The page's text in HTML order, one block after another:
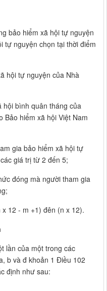
bảo hiểm xã hội tự nguyện
tự nguyện chọn tại thời điểm
hội tự nguyện của Nhà
hội bình quân tháng của
Bảo hiểm xã hội Việt Nam
gia bảo hiểm xã hội tự
giá trị từ 2 đến 5;
đóng mà người tham gia
12 - m +1) đên (n x 12).
lần của một trong các
b và đ khoản 1 Điều 102
định như sau: